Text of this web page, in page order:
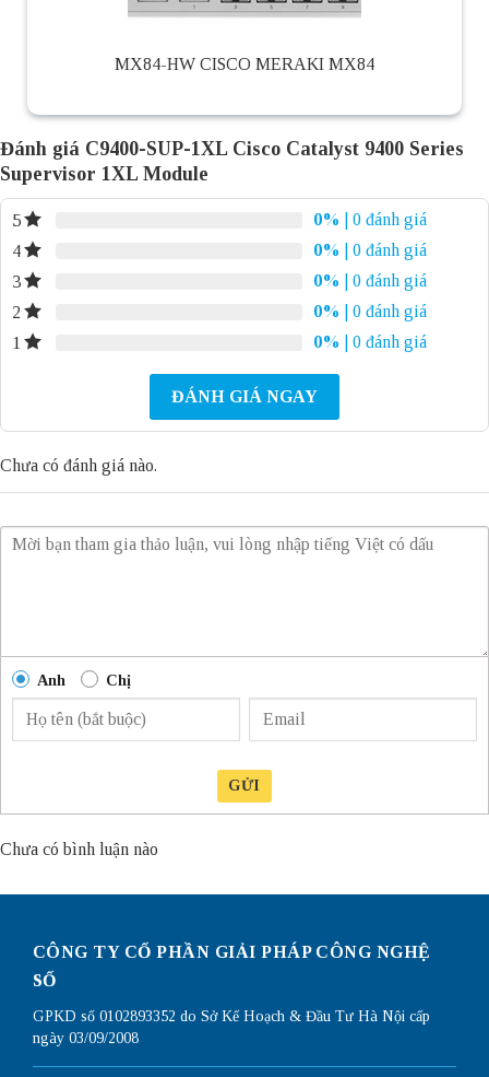
MX84-HW CISCO MERAKI MX84
Đánh giá C9400-SUP-1XL Cisco Catalyst 9400 Series
Supervisor 1XL Module
5 0%
| 0 đánh giá
4
0%
| 0 đánh giá
3
0%
| 0 đánh giá
2
0%
| 0 đánh giá
1
0% | 0 đánh giá
ĐÁNH GIÁ NGAY
Chưa có đánh giá nào.
Anh Chị
GỬI
Chưa có bình luận nào
CÔNG TY CỔ PHẦN GIẢI PHÁP CÔNG NGHỆ
SỐ
GPKD số 0102893352 do Sở Kế Hoạch & Đầu Tư Hà Nội cấp
ngày 03/09/2008